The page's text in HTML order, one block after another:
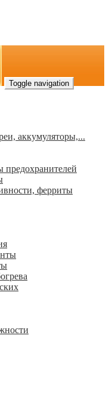
Toggle navigation
аккумуляторы,...
предохранителей
ферриты